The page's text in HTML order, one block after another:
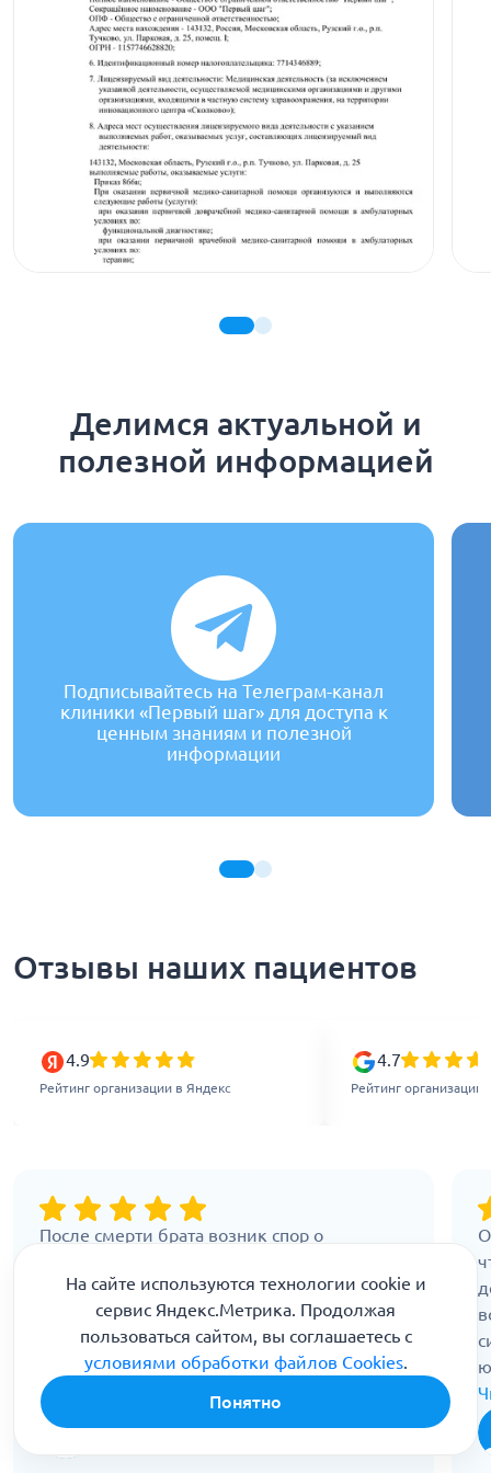
Делимся актуальной и
полезной информацией
Подписывайтесь на Телеграм-канал
клиники «Первый шаг» для доступа к
ценным знаниям и полезной
информации
Отзывы наших пациентов
4.9
Рейтинг организации в Яндекс
4.7
Рейтинг организации
После смерти брата возник спор о
момент составления завещания он был в
адекватном состоянии. Назначили
посмертную экспертизу. Специалисты
внимательно изучили все медицинские
документы, опросили свидетелей, дали
аргументированное заключение. Благодаря
Читать далее
На сайте используются технологии cookie и
сервис Яндекс.Метрика. Продолжая
пользоваться сайтом, вы соглашаетесь с
условиями обработки файлов Cookies.
Понятно